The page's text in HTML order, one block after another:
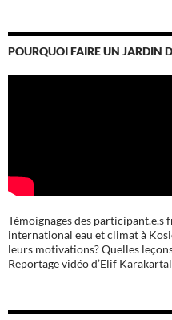
POURQUOI FAIRE UN JARDIN
Témoignages des participant.e.s
international eau et climat à
leurs motivations? Quelles
Reportage vidéo d’Elif